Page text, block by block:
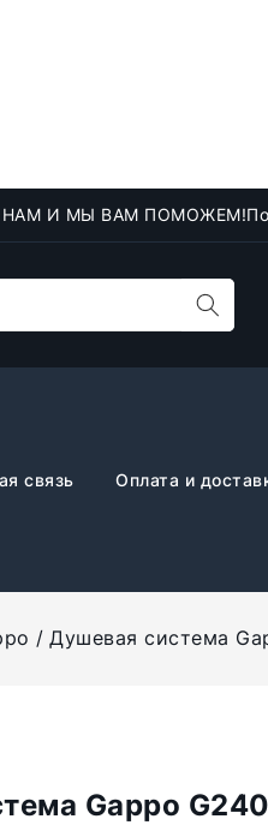
НАМ И МЫ ВАМ ПОМОЖЕМ!
связь Оплата и
Душевая система
Gappo